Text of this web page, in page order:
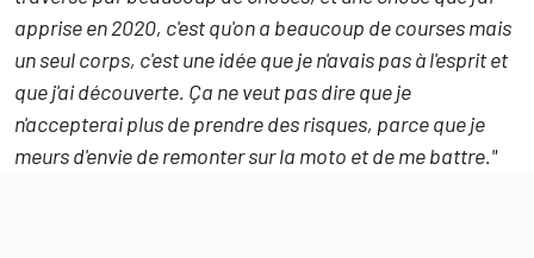
apprise en 2020, c'est qu'on a beaucoup de courses mais
un seul corps, c'est une idée que je n'avais pas à l'esprit et
que j'ai découverte. Ça ne veut pas dire que je
n'accepterai plus de prendre des risques, parce que je
meurs d'envie de remonter sur la moto et de me battre."